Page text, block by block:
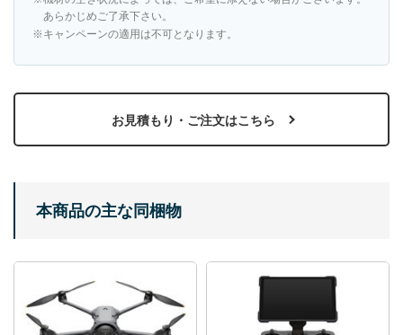
あらかじめご了承下さい。
キャンペーンの適用は不可となります。
お見積もり・ご注文はこちら
本商品の主な同梱物